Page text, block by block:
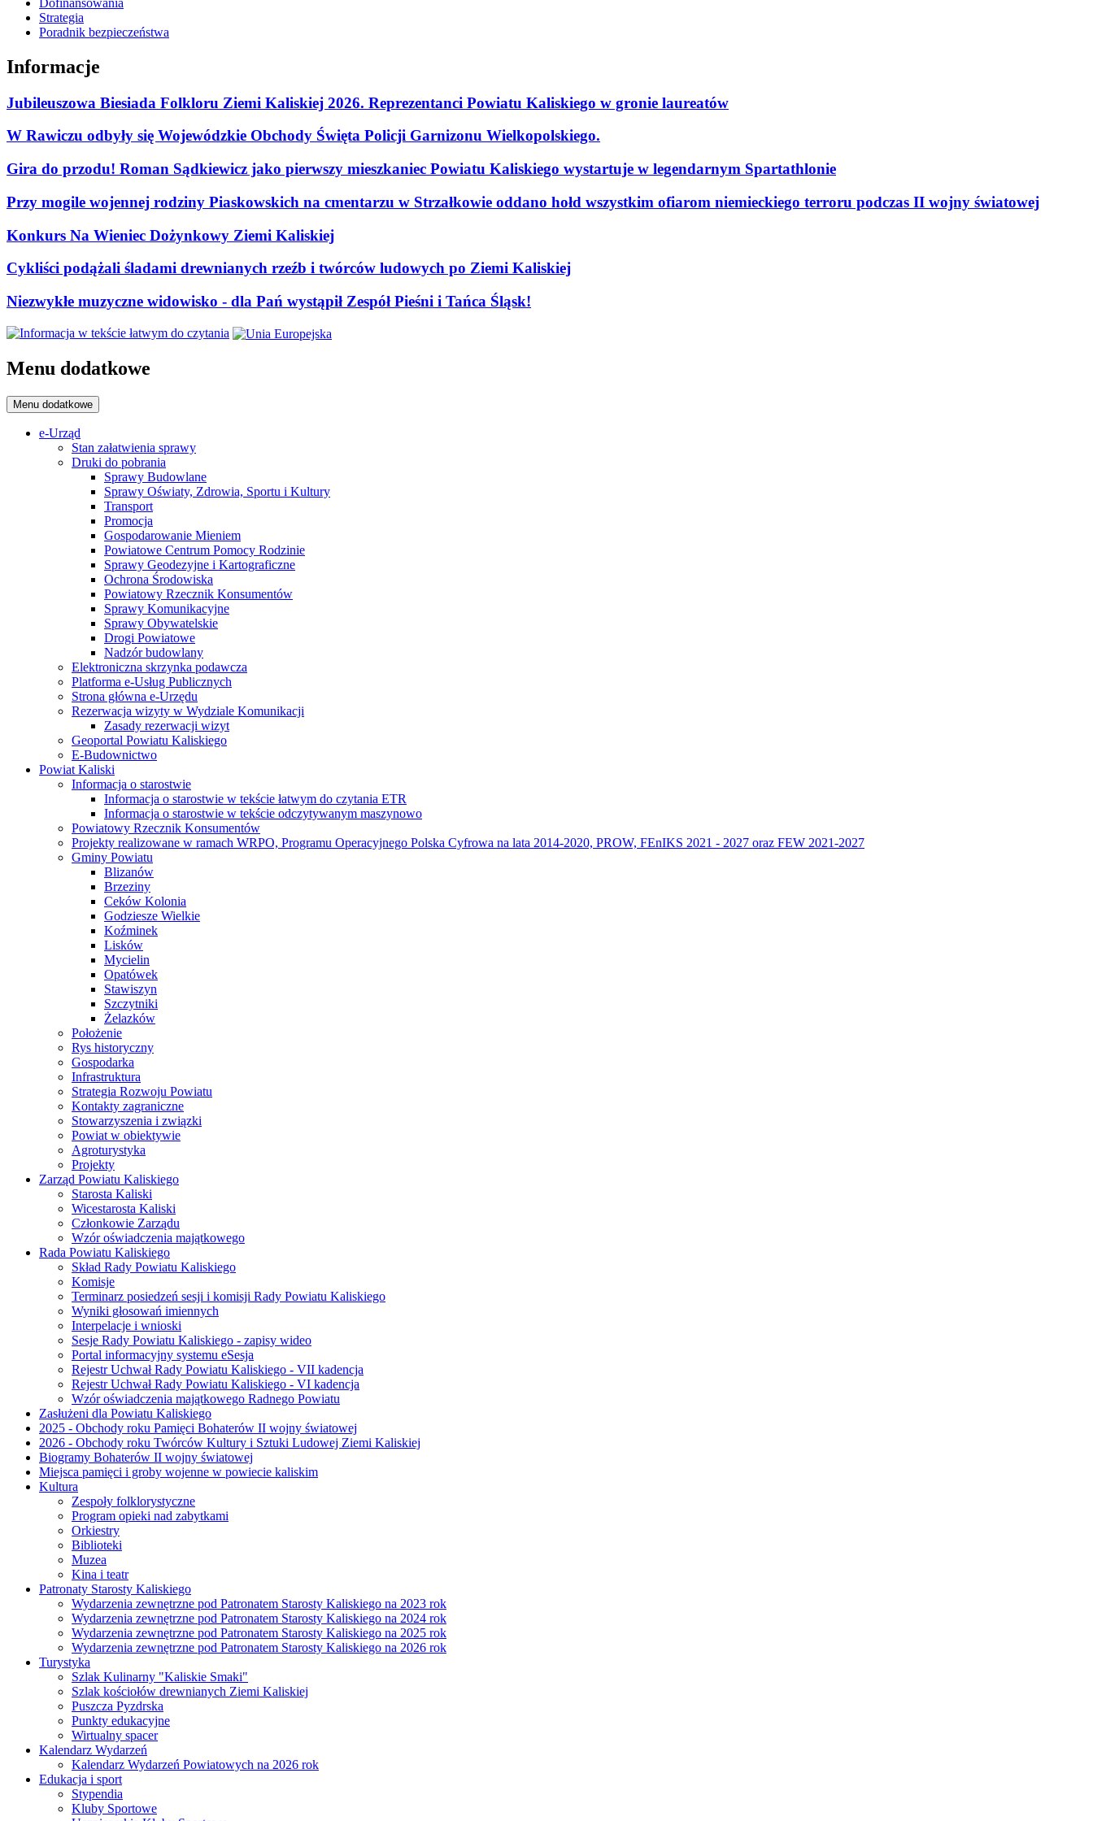
Dofinansowania
Strategia
Poradnik bezpieczeństwa
Informacje
Jubileuszowa Biesiada Folkloru Ziemi Kaliskiej 2026. Reprezentanci Powiatu Kaliskiego w gronie laureatów
W Rawiczu odbyły się Wojewódzkie Obchody Święta Policji Garnizonu Wielkopolskiego.
Gira do przodu! Roman Sądkiewicz jako pierwszy mieszkaniec Powiatu Kaliskiego wystartuje w legendarnym Spartathlonie
Przy mogile wojennej rodziny Piaskowskich na cmentarzu w Strzałkowie oddano hołd wszystkim ofiarom niemieckiego terroru podczas II wojny światowej
Konkurs Na Wieniec Dożynkowy Ziemi Kaliskiej
Cykliści podążali śladami drewnianych rzeźb i twórców ludowych po Ziemi Kaliskiej
Niezwykłe muzyczne widowisko - dla Pań wystąpił Zespół Pieśni i Tańca Śląsk!
Menu dodatkowe
Menu dodatkowe
e-Urząd
Stan załatwienia sprawy
Druki do pobrania
Sprawy Budowlane
Sprawy Oświaty, Zdrowia, Sportu i Kultury
Transport
Promocja
Gospodarowanie Mieniem
Powiatowe Centrum Pomocy Rodzinie
Sprawy Geodezyjne i Kartograficzne
Ochrona Środowiska
Powiatowy Rzecznik Konsumentów
Sprawy Komunikacyjne
Sprawy Obywatelskie
Drogi Powiatowe
Nadzór budowlany
Elektroniczna skrzynka podawcza
Platforma e-Usług Publicznych
Strona główna e-Urzędu
Rezerwacja wizyty w Wydziale Komunikacji
Zasady rezerwacji wizyt
Geoportal Powiatu Kaliskiego
E-Budownictwo
Powiat Kaliski
Informacja o starostwie
Informacja o starostwie w tekście łatwym do czytania ETR
Informacja o starostwie w tekście odczytywanym maszynowo
Powiatowy Rzecznik Konsumentów
Projekty realizowane w ramach WRPO, Programu Operacyjnego Polska Cyfrowa na lata 2014-2020, PROW, FEnIKS 2021 - 2027 oraz FEW 2021-2027
Gminy Powiatu
Blizanów
Brzeziny
Ceków Kolonia
Godziesze Wielkie
Koźminek
Lisków
Mycielin
Opatówek
Stawiszyn
Szczytniki
Żelazków
Położenie
Rys historyczny
Gospodarka
Infrastruktura
Strategia Rozwoju Powiatu
Kontakty zagraniczne
Stowarzyszenia i związki
Powiat w obiektywie
Agroturystyka
Projekty
Zarząd Powiatu Kaliskiego
Starosta Kaliski
Wicestarosta Kaliski
Członkowie Zarządu
Wzór oświadczenia majątkowego
Rada Powiatu Kaliskiego
Skład Rady Powiatu Kaliskiego
Komisje
Terminarz posiedzeń sesji i komisji Rady Powiatu Kaliskiego
Wyniki głosowań imiennych
Interpelacje i wnioski
Sesje Rady Powiatu Kaliskiego - zapisy wideo
Portal informacyjny systemu eSesja
Rejestr Uchwał Rady Powiatu Kaliskiego - VII kadencja
Rejestr Uchwał Rady Powiatu Kaliskiego - VI kadencja
Wzór oświadczenia majątkowego Radnego Powiatu
Zasłużeni dla Powiatu Kaliskiego
2025 - Obchody roku Pamięci Bohaterów II wojny światowej
2026 - Obchody roku Twórców Kultury i Sztuki Ludowej Ziemi Kaliskiej
Biogramy Bohaterów II wojny światowej
Miejsca pamięci i groby wojenne w powiecie kaliskim
Kultura
Zespoły folklorystyczne
Program opieki nad zabytkami
Orkiestry
Biblioteki
Muzea
Kina i teatr
Patronaty Starosty Kaliskiego
Wydarzenia zewnętrzne pod Patronatem Starosty Kaliskiego na 2023 rok
Wydarzenia zewnętrzne pod Patronatem Starosty Kaliskiego na 2024 rok
Wydarzenia zewnętrzne pod Patronatem Starosty Kaliskiego na 2025 rok
Wydarzenia zewnętrzne pod Patronatem Starosty Kaliskiego na 2026 rok
Turystyka
Szlak Kulinarny "Kaliskie Smaki"
Szlak kościołów drewnianych Ziemi Kaliskiej
Puszcza Pyzdrska
Punkty edukacyjne
Wirtualny spacer
Kalendarz Wydarzeń
Kalendarz Wydarzeń Powiatowych na 2026 rok
Edukacja i sport
Stypendia
Kluby Sportowe